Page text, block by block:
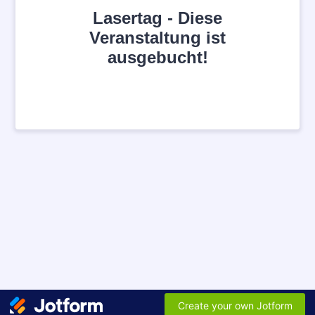
Lasertag - Diese
Veranstaltung ist
ausgebucht!
Create your own Jotform